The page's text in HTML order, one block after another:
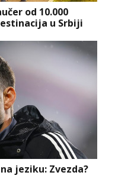
od 10.000
u Srbiji
jeziku: Zvezda?